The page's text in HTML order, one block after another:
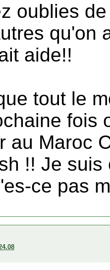
oublies
qu'on
aide!!
tout le
fois
au Maroc
!! Je
ce pas